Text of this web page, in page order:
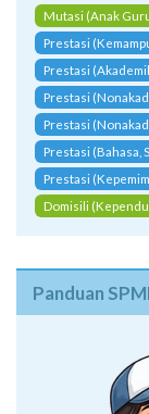
Mutasi (Anak
Prestasi
Prestasi
Prestasi
Prestasi
Prestasi (Bahasa,
Prestasi
Domisili
Panduan